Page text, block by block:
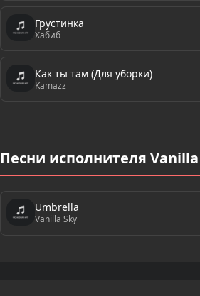
Грустинка
Хабиб
Как ты там (Для уборки)
Kamazz
Песни исполнителя Vanilla
Umbrella
Vanilla Sky